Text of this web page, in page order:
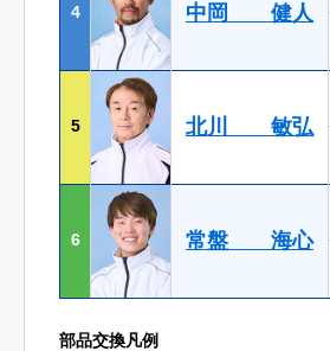
4 中岡 健人
5 北川 敏弘
6 常盤 海心
部品交換凡例